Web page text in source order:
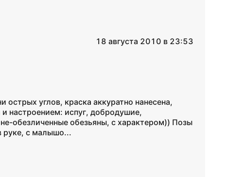
18 августа 2010 в 23:53
острых углов, краска аккуратно нанесена,
настроением: испуг, добродушие,
обезличенные обезьяны, с характером)) Позы
руке, с малышо...